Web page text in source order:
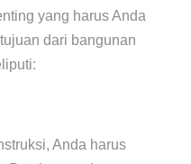
yang harus Anda
dari bangunan
Anda harus